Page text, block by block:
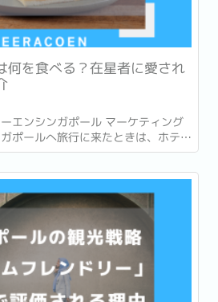
何を食べる？在星者に愛され
エンシンガポール マーケティング
ポールへ旅行に来たときは、ホテル
有名店でローカルグルメを味わった
れません。 一方で、実際に暮らし始
の生活の一部になります。...